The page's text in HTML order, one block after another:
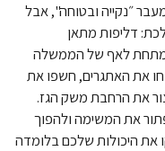
״נקייה ובטוחה", אבל
דליפות מתאן
מתחת לאף של הממשלה
את האתגרים, חשפו את
את הרחבת משק הגז.
את המשימה ולהפוך
את היכולות שלכם בלומדה